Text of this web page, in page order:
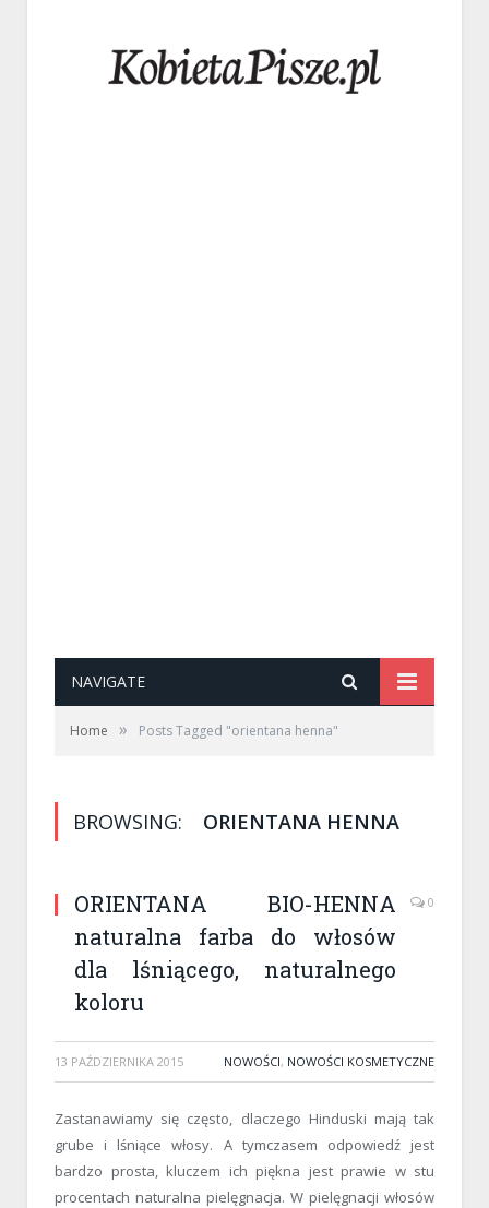
NAVIGATE
Home » Posts Tagged "orientana henna"
BROWSING: ORIENTANA HENNA
ORIENTANA BIO-HENNA
naturalna farba do włosów
dla lśniącego, naturalnego
koloru
0
13 PAŹDZIERNIKA 2015 NOWOŚCI, NOWOŚCI KOSMETYCZNE
Zastanawiamy się często, dlaczego Hinduski mają tak
grube i lśniące włosy. A tymczasem odpowiedź jest
bardzo prosta, kluczem ich piękna jest prawie w stu
procentach naturalna pielęgnacja. W pielęgnacji włosów